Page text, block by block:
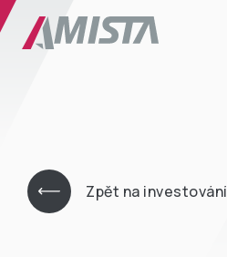
Zpět na investování